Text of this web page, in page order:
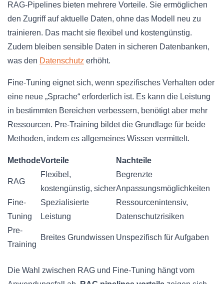
RAG-Pipelines bieten mehrere Vorteile. Sie ermöglichen
den Zugriff auf aktuelle Daten, ohne das Modell neu zu
trainieren. Das macht sie flexibel und kostengünstig.
Zudem bleiben sensible Daten in sicheren Datenbanken,
was den Datenschutz erhöht.
Fine-Tuning eignet sich, wenn spezifisches Verhalten oder
eine neue „Sprache“ erforderlich ist. Es kann die Leistung
in bestimmten Bereichen verbessern, benötigt aber mehr
Ressourcen. Pre-Training bildet die Grundlage für beide
Methoden, indem es allgemeines Wissen vermittelt.
MethodeVorteile Nachteile
RAG
Flexibel,
kostengünstig, sicher
Begrenzte
Anpassungsmöglichkeiten
Fine-
Tuning
Spezialisierte
Leistung
Ressourcenintensiv,
Datenschutzrisiken
Pre-
Training
Breites Grundwissen Unspezifisch für Aufgaben
Die Wahl zwischen RAG und Fine-Tuning hängt vom